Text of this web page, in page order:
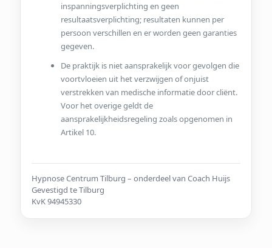
inspanningsverplichting en geen
resultaatsverplichting; resultaten kunnen per
persoon verschillen en er worden geen garanties
gegeven.
De praktijk is niet aansprakelijk voor gevolgen die
voortvloeien uit het verzwijgen of onjuist
verstrekken van medische informatie door cliënt.
Voor het overige geldt de
aansprakelijkheidsregeling zoals opgenomen in
Artikel 10.
Hypnose Centrum Tilburg – onderdeel van Coach Huijs
Gevestigd te Tilburg
KvK 94945330